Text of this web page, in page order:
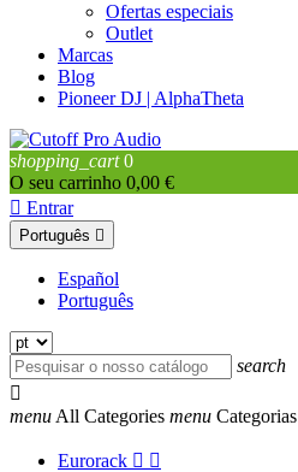
Ofertas especiais
Outlet
Marcas
Blog
Pioneer DJ | AlphaTheta
shopping_cart 0
O seu carrinho 0,00 €
 Entrar
Português 
Español
Português
search

menu All Categories menu Categorias
Eurorack  